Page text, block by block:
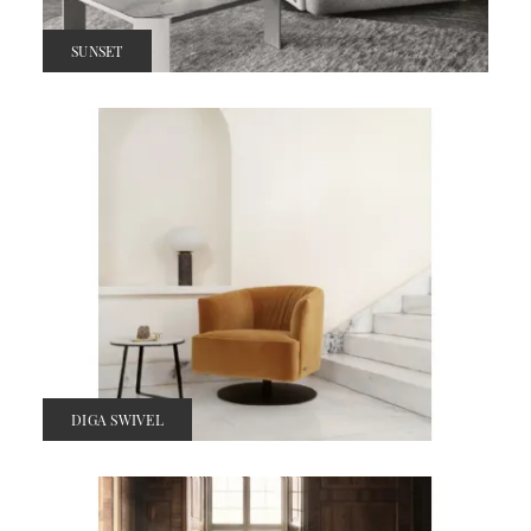
SUNSET
DIGA SWIVEL